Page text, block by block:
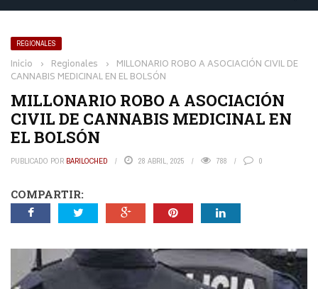
REGIONALES
Inicio › Regionales › MILLONARIO ROBO A ASOCIACIÓN CIVIL DE
CANNABIS MEDICINAL EN EL BOLSÓN
MILLONARIO ROBO A ASOCIACIÓN
CIVIL DE CANNABIS MEDICINAL EN
EL BOLSÓN
PUBLICADO POR BARILOCHED 28 ABRIL, 2025 788 0
COMPARTIR: